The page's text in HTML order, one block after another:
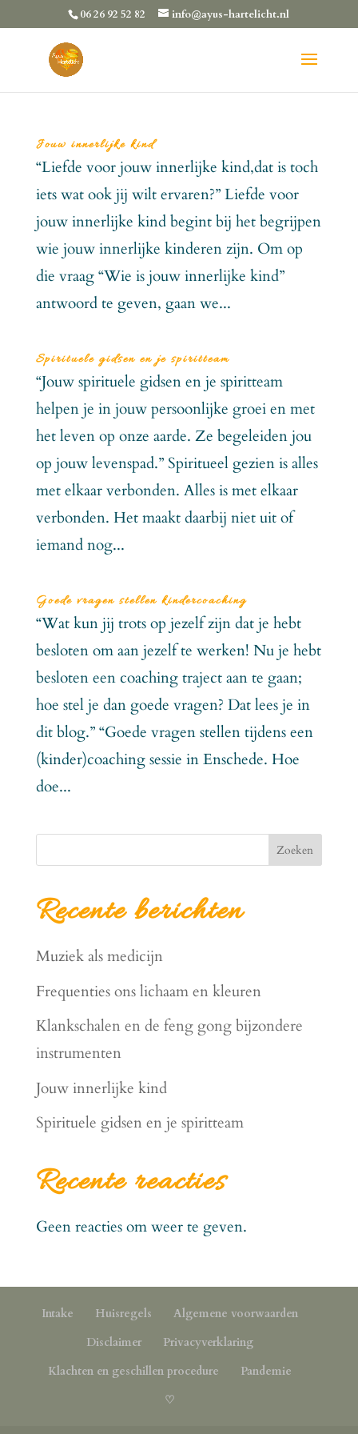
06 26 92 52 82 info@ayus-hartelicht.nl
Jouw innerlijke kind
“Liefde voor jouw innerlijke kind,dat is toch
iets wat ook jij wilt ervaren?” Liefde voor
jouw innerlijke kind begint bij het begrijpen
wie jouw innerlijke kinderen zijn. Om op
die vraag “Wie is jouw innerlijke kind”
antwoord te geven, gaan we...
Spirituele gidsen en je spiritteam
“Jouw spirituele gidsen en je spiritteam
helpen je in jouw persoonlijke groei en met
het leven op onze aarde. Ze begeleiden jou
op jouw levenspad.” Spiritueel gezien is alles
met elkaar verbonden. Alles is met elkaar
verbonden. Het maakt daarbij niet uit of
iemand nog...
Goede vragen stellen kindercoaching
“Wat kun jij trots op jezelf zijn dat je hebt
besloten om aan jezelf te werken! Nu je hebt
besloten een coaching traject aan te gaan;
hoe stel je dan goede vragen? Dat lees je in
dit blog.” “Goede vragen stellen tijdens een
(kinder)coaching sessie in Enschede. Hoe
doe...
Zoeken
Recente berichten
Muziek als medicijn
Frequenties ons lichaam en kleuren
Klankschalen en de feng gong bijzondere
instrumenten
Jouw innerlijke kind
Spirituele gidsen en je spiritteam
Recente reacties
Geen reacties om weer te geven.
Intake Huisregels
Algemene voorwaarden
Disclaimer
Privacyverklaring
Klachten en geschillen procedure
Pandemie
♡